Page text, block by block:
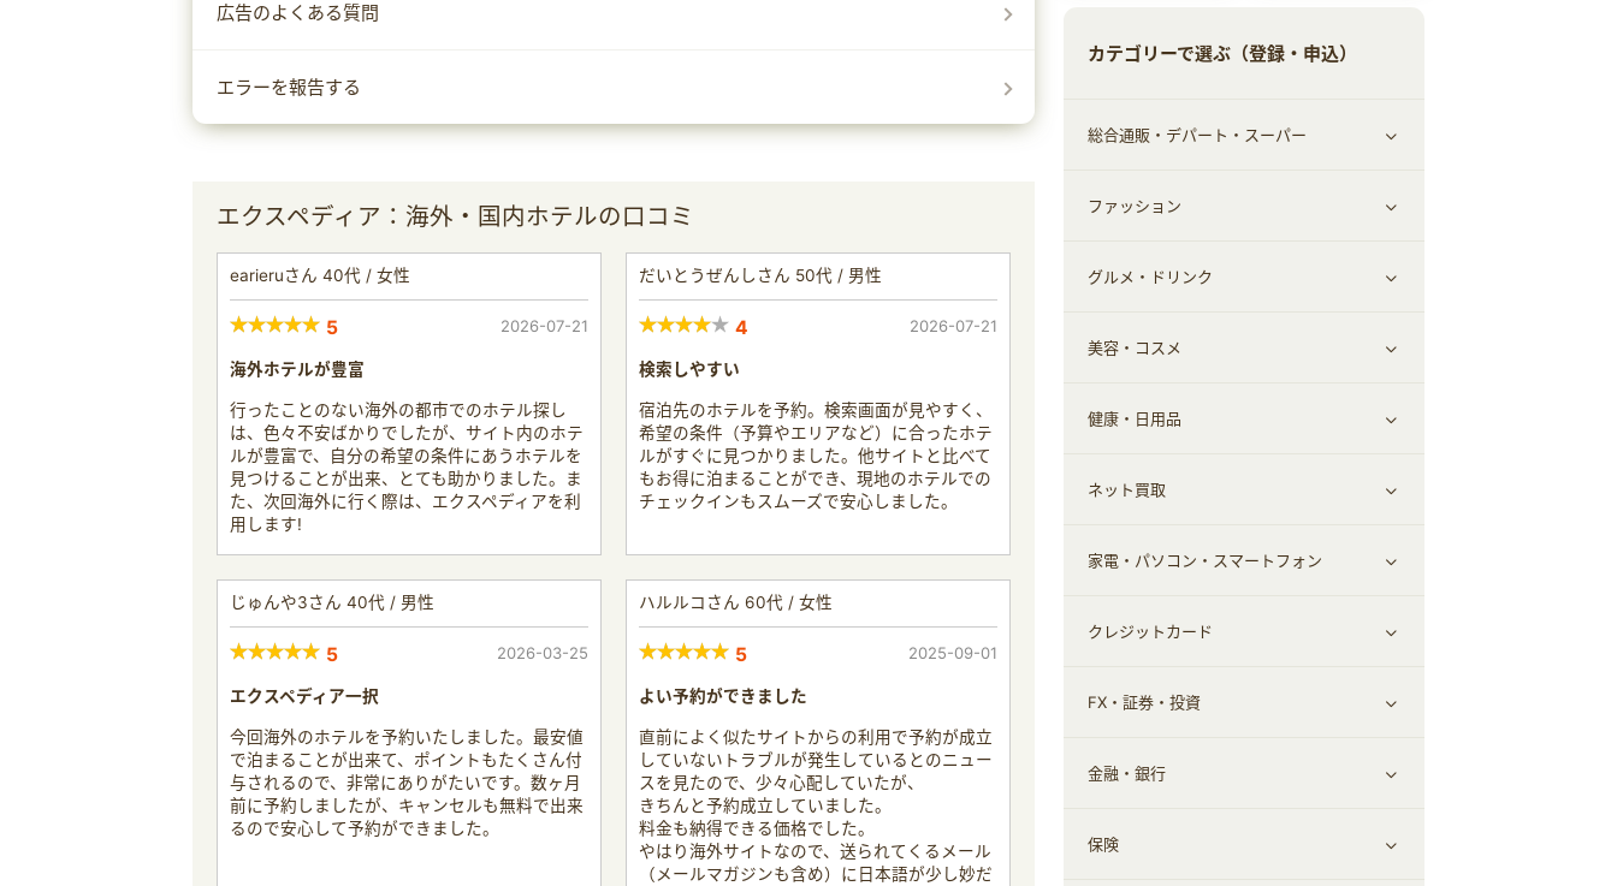
広告のよくある質問
エラーを報告する
エクスペディア：海外・国内ホテルの口コミ
earieruさん 40代 / 女性
5 2026-07-21
海外ホテルが豊富
行ったことのない海外の都市でのホテル探し
は、色々不安ばかりでしたが、サイト内のホテ
ルが豊富で、自分の希望の条件にあうホテルを
見つけることが出来、とても助かりました。ま
た、次回海外に行く際は、エクスペディアを利
用します!
だいとうぜんしさん 50代 / 男性
4 2026-07-21
検索しやすい
宿泊先のホテルを予約。検索画面が見やすく、
希望の条件（予算やエリアなど）に合ったホテ
ルがすぐに見つかりました。他サイトと比べて
もお得に泊まることができ、現地のホテルでの
チェックインもスムーズで安心しました。
じゅんや3さん 40代 / 男性
5 2026-03-25
エクスペディア一択
今回海外のホテルを予約いたしました。最安値
で泊まることが出来て、ポイントもたくさん付
与されるので、非常にありがたいです。数ヶ月
前に予約しましたが、キャンセルも無料で出来
るので安心して予約ができました。
ハルルコさん 60代 / 女性
5 2025-09-01
よい予約ができました
直前によく似たサイトからの利用で予約が成立
していないトラブルが発生しているとのニュー
スを見たので、少々心配していたが、
きちんと予約成立していました。
料金も納得できる価格でした。
やはり海外サイトなので、送られてくるメール
（メールマガジンも含め）に日本語が少し妙だ
カテゴリーで選ぶ（登録・申込）
総合通販・デパート・スーパー
すべて見る
総合通販
ファッション
すべて見る
ファッション
インナー・下着
スーツ・フォーマル
グルメ・ドリンク
すべて見る
グルメ
お酒
食材宅配
ウォーターサーバー
美容・コスメ
すべて見る
ヘアケア
エステ・サロン
メンズ美容
健康・日用品
すべて見る
スポーツ・フィットネス
日用品・薬局・からだ
ネット買取
すべて見る
ネット買取
家電・パソコン・スマートフォン
すべて見る
家電・パソコン・ソフトウェア
通信・レンタルサーバー
クレジットカード
すべて見る
クレジットカード
FX・証券・投資
すべて見る
金融・銀行
保険